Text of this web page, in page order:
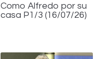
Como Alfredo por su
casa P1/3 (16/07/26)